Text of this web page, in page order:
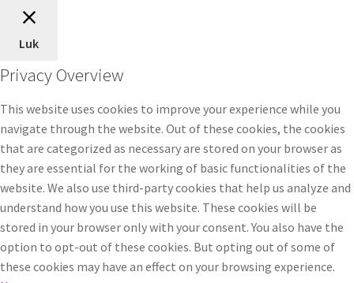
Luk
Privacy Overview
This website uses cookies to improve your experience while you
navigate through the website. Out of these cookies, the cookies
that are categorized as necessary are stored on your browser as
they are essential for the working of basic functionalities of the
website. We also use third-party cookies that help us analyze and
understand how you use this website. These cookies will be
stored in your browser only with your consent. You also have the
option to opt-out of these cookies. But opting out of some of
these cookies may have an effect on your browsing experience.